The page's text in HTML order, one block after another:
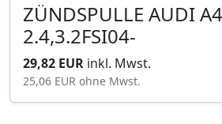
ZÜNDSPULLE AUDI A4,A6
2.4,3.2FSI04-
29,82 EUR inkl. Mwst.
25,06 EUR ohne Mwst.